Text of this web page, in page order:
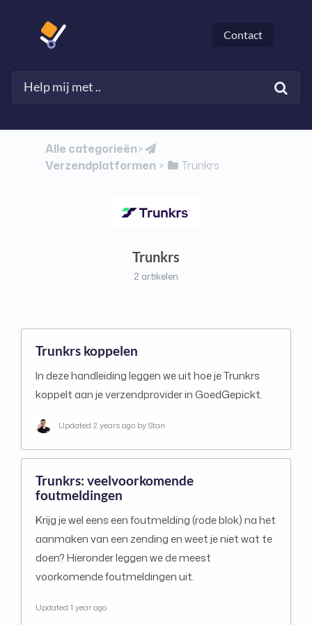
Contact
Alle categorieën​>​
Verzendplatformen​ > ​ ​Trunkrs
Trunkrs
2 artikelen
Trunkrs koppelen
In deze handleiding leggen we uit hoe je Trunkrs
koppelt aan je verzendprovider in GoedGepickt.
Updated 2 years ago by Stan
Trunkrs: veelvoorkomende
foutmeldingen
Krijg je wel eens een foutmelding (rode blok) na het
aanmaken van een zending en weet je niet wat te
doen? Hieronder leggen we de meest
voorkomende foutmeldingen uit.
Updated 1 year ago